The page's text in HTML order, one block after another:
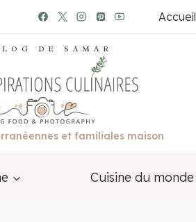
Accueil
DE SAMAR
et familiales maison
Cuisine du monde